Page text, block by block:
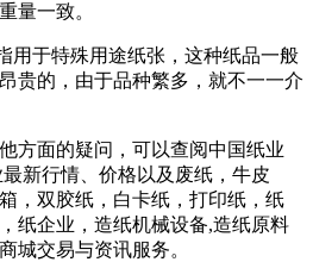
量一致。
用于特殊用途纸张，这种纸品一般
贵的，由于品种繁多，就不一一介
方面的疑问，可以查阅中国纸业
新行情、价格以及废纸，牛皮
，双胶纸，白卡纸，打印纸，纸
纸企业，造纸机械设备,造纸原料
城交易与资讯服务。